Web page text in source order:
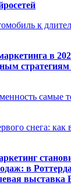
к
в
самые
снега: как
в
выставка